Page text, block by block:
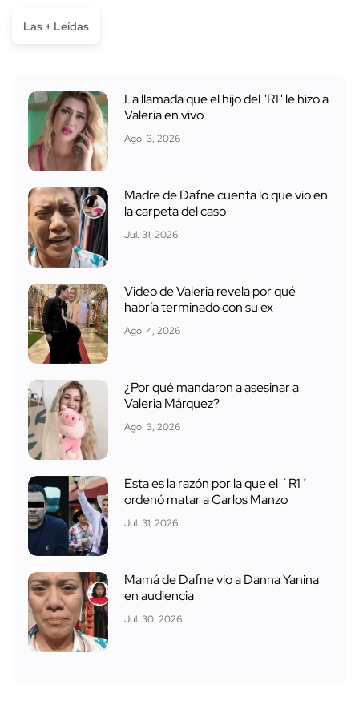
Las + Leídas
La llamada que el hijo del "R1" le hizo a
Valeria en vivo
Ago. 3, 2026
Madre de Dafne cuenta lo que vio en
la carpeta del caso
Jul. 31, 2026
Video de Valeria revela por qué
habría terminado con su ex
Ago. 4, 2026
¿Por qué mandaron a asesinar a
Valeria Márquez?
Ago. 3, 2026
Esta es la razón por la que el ´R1´
ordenó matar a Carlos Manzo
Jul. 31, 2026
Mamá de Dafne vio a Danna Yanina
en audiencia
Jul. 30, 2026